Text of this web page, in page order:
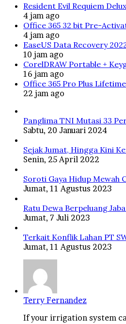
Resident Evil Requiem
4 jam ago
Office 365 32 bit Pre-
4 jam ago
EaseUS Data Recovery
10 jam ago
CorelDRAW Portable +
16 jam ago
Office 365 Pro Plus
22 jam ago
Panglima TNI Mutasi 33
Sabtu, 20 Januari 2024
Sejak Jumat, Hingga Kini
Senin, 25 April 2022
Soroti Gaya Hidup Mewah
Jumat, 11 Agustus 2023
Ratu Dewa Berpeluang
Jumat, 7 Juli 2023
Terkait Konflik Lahan PT
Jumat, 11 Agustus 2023
Terry Fernandez
If your irrigation system